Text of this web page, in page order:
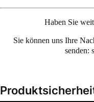
Haben Sie
Sie können uns Ihre
senden: